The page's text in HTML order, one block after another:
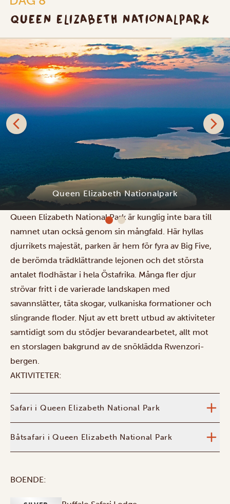
QUEEN ELIZABETH NATIONALPARK
Queen Elizabeth Nationalpark
Queen Elizabeth National Park är kunglig inte bara till
namnet utan också genom sin mångfald. Här hyllas
djurrikets majestät, parken är hem för fyra av Big Five,
de berömda trädklättrande lejonen och det största
antalet flodhästar i hela Östafrika. Många fler djur
strövar fritt i de varierade landskapen med
savannslätter, täta skogar, vulkaniska formationer och
slingrande floder. Njut av ett brett utbud av aktiviteter
samtidigt som du stödjer bevarandearbetet, allt mot
en storslagen bakgrund av de snöklädda Rwenzori-
bergen.
AKTIVITETER:
Safari i Queen Elizabeth National Park
Båtsafari i Queen Elizabeth National Park
BOENDE: